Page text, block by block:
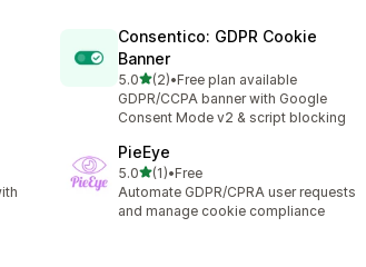
Consentico: GDPR Cookie
Banner
5.0별 5개 중
(2)
총 리뷰 2개
•Free plan available
GDPR/CCPA banner with Google
Consent Mode v2 & script blocking
PieEye
5.0별 5개 중
(1)
총 리뷰 1개
•Free
Automate GDPR/CPRA user requests
and manage cookie compliance